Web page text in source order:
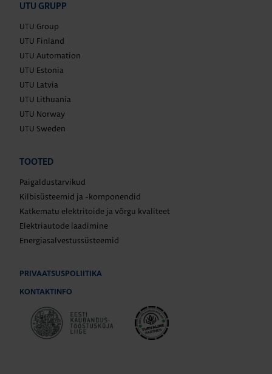
UTU GRUPP
UTU Group
UTU Finland
UTU Automation
UTU Estonia
UTU Latvia
UTU Lithuania
UTU Norway
UTU Sweden
TOOTED
Paigaldustarvikud
Kilbisüsteemid ja -komponendid
Katkematu elektritoide ja võrgu kvaliteet
Elektriautode laadimine
Energiasalvestussüsteemid
PRIVAATSUSPOLIITIKA
KONTAKTINFO